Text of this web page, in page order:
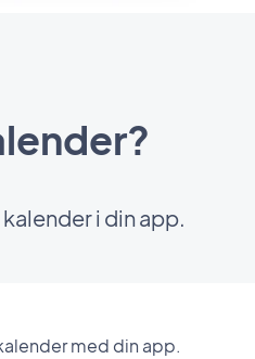
i din app.
med din app.